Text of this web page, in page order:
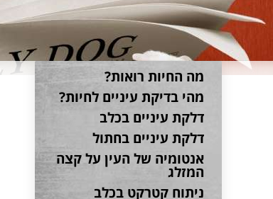
מה החיות רואות?
מהי בדיקת עיניים לחיות?
דלקת עיניים בכלב
דלקת עיניים בחתול
אנטומיה של העין על קצה
המזלג
ניתוח קטרקט בכלב